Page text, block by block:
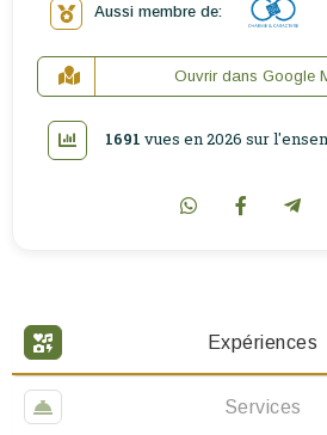
Expériences
Services
Aussi membre de:
Ouvrir dans Google
1691 vues en 2026 sur